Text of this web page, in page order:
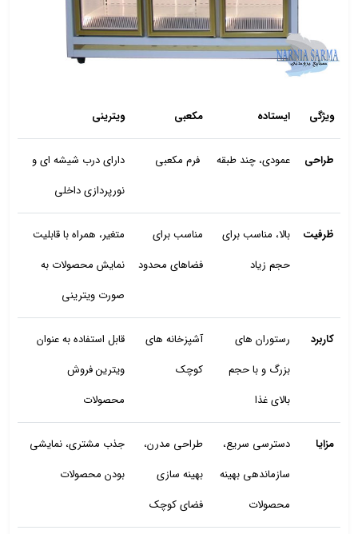
ویژگی ایستاده مکعبی ویترینی
طراحی عمودی، چند طبقه فرم مکعبی
دارای درب شیشه‌ ای و
نورپردازی داخلی
ظرفیت
بالا، مناسب برای
حجم زیاد
مناسب برای
فضاهای محدود
متغیر، همراه با قابلیت
نمایش محصولات به
صورت ویترینی
کاربرد
رستوران‌ های
بزرگ و با حجم
بالای غذا
آشپزخانه‌ های
کوچک
قابل استفاده به عنوان
ویترین فروش
محصولات
مزایا
دسترسی سریع،
سازماندهی بهینه
محصولات
طراحی مدرن،
بهینه‌ سازی
فضای کوچک
جذب مشتری، نمایشی
بودن محصولات